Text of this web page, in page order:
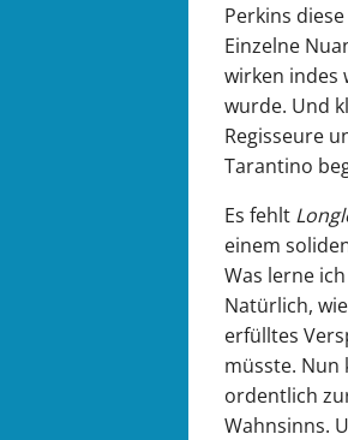
Perkins
Einzelne
wirken indes
wurde. Und
Regisseure
Tarantino
Es fehlt
einem
Was lerne
Natürlich,
erfülltes
müsste.
ordentlich
Wahnsinns.